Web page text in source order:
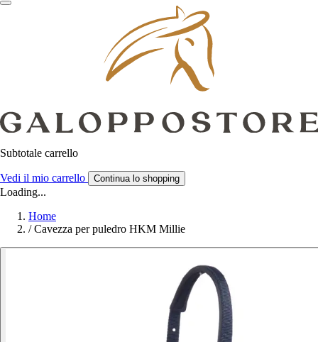
Subtotale carrello
Vedi il mio carrello Continua lo shopping
Loading...
Home
/ Cavezza per puledro HKM Millie